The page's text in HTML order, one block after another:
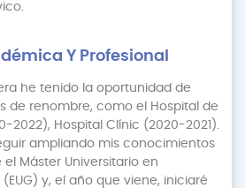
Y Profesional
he tenido la oportunidad de
de renombre, como el Hospital de
2022), Hospital Clínic (2020-2021).
ampliando mis conocimientos
Máster Universitario en
y, el año que viene, iniciaré